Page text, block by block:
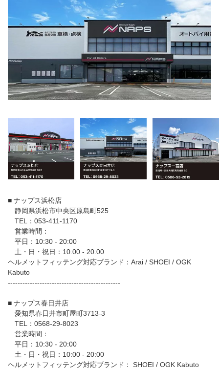
■ ナップス浜松店
静岡県浜松市中央区原島町525
TEL：053-411-1170
営業時間：
平日：10:30 - 20:00
土・日・祝日：10:00 - 20:00
ヘルメットフィッテング対応ブランド：Arai / SHOEI / OGK
Kabuto
----------------------------------------------
■ ナップス春日井店
愛知県春日井市町屋町3713-3
TEL：0568-29-8023
営業時間：
平日：10:30 - 20:00
土・日・祝日：10:00 - 20:00
ヘルメットフィッテング対応ブランド： SHOEI / OGK Kabuto